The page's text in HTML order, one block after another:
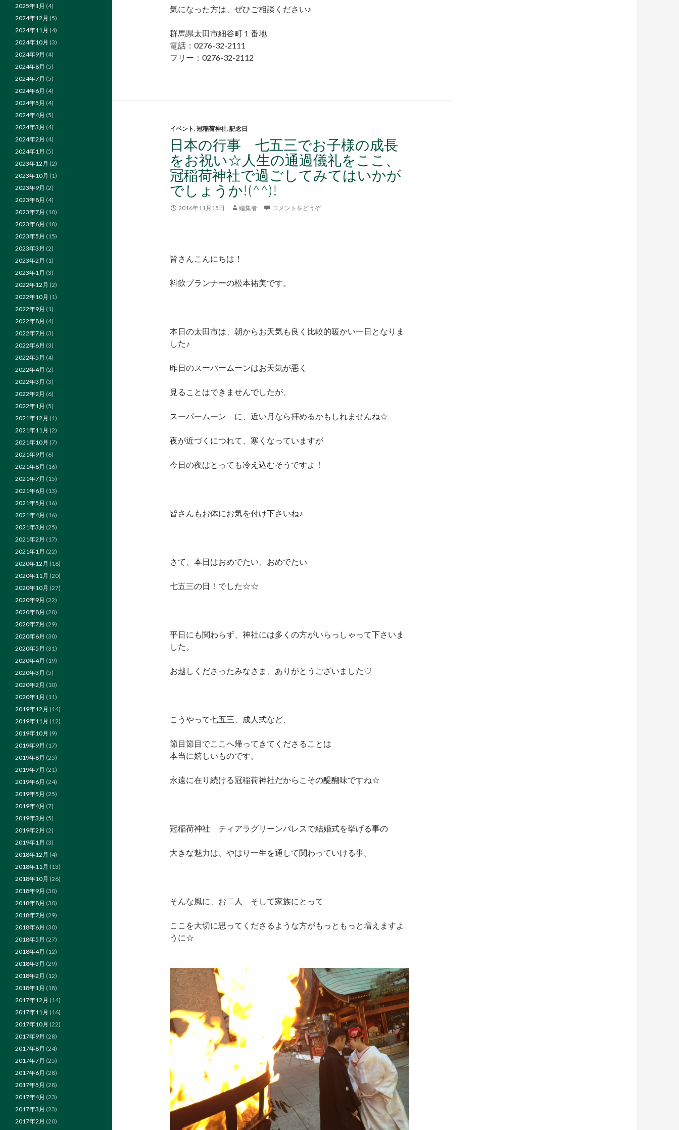
気になった方は、ぜひご相談ください♪
群馬県太田市細谷町１番地
電話：0276-32-2111
フリー：0276-32-2112
イベント, 冠稲荷神社, 記念日
日本の行事 七五三でお子様の成長
をお祝い☆人生の通過儀礼をここ、
冠稲荷神社で過ごしてみてはいかが
でしょうか!(^^)!
2016年11月15日 編集者 コメントをどうぞ
皆さんこんにちは！
料飲プランナーの松本祐美です。
本日の太田市は、朝からお天気も良く比較的暖かい一日となりま
した♪
昨日のスーパームーンはお天気が悪く
見ることはできませんでしたが、
スーパームーン に、近い月なら拝めるかもしれませんね☆
夜が近づくにつれて、寒くなっていますが
今日の夜はとっても冷え込むそうですよ！
皆さんもお体にお気を付け下さいね♪
さて、本日はおめでたい、おめでたい
七五三の日！でした☆☆
平日にも関わらず、神社には多くの方がいらっしゃって下さいま
した。
お越しくださったみなさま、ありがとうございました♡
こうやって七五三、成人式など、
節目節目でここへ帰ってきてくださることは
本当に嬉しいものです。
永遠に在り続ける冠稲荷神社だからこその醍醐味ですね☆
冠稲荷神社 ティアラグリーンパレスで結婚式を挙げる事の
大きな魅力は、やはり一生を通して関わっていける事。
そんな風に、お二人 そして家族にとって
ここを大切に思ってくださるような方がもっともっと増えますよ
うに☆
2025年1月 (4)
2024年12月 (5)
2024年11月 (4)
2024年10月 (3)
2024年9月 (4)
2024年8月 (5)
2024年7月 (5)
2024年6月 (4)
2024年5月 (4)
2024年4月 (5)
2024年3月 (4)
2024年2月 (4)
2024年1月 (5)
2023年12月 (2)
2023年10月 (1)
2023年9月 (2)
2023年8月 (4)
2023年7月 (10)
2023年6月 (10)
2023年5月 (15)
2023年3月 (2)
2023年2月 (1)
2023年1月 (3)
2022年12月 (2)
2022年10月 (1)
2022年9月 (1)
2022年8月 (4)
2022年7月 (3)
2022年6月 (3)
2022年5月 (4)
2022年4月 (2)
2022年3月 (3)
2022年2月 (6)
2022年1月 (5)
2021年12月 (1)
2021年11月 (2)
2021年10月 (7)
2021年9月 (6)
2021年8月 (16)
2021年7月 (15)
2021年6月 (13)
2021年5月 (16)
2021年4月 (16)
2021年3月 (25)
2021年2月 (17)
2021年1月 (22)
2020年12月 (16)
2020年11月 (20)
2020年10月 (27)
2020年9月 (22)
2020年8月 (20)
2020年7月 (29)
2020年6月 (30)
2020年5月 (31)
2020年4月 (19)
2020年3月 (5)
2020年2月 (10)
2020年1月 (11)
2019年12月 (14)
2019年11月 (12)
2019年10月 (9)
2019年9月 (17)
2019年8月 (25)
2019年7月 (21)
2019年6月 (24)
2019年5月 (25)
2019年4月 (7)
2019年3月 (5)
2019年2月 (2)
2019年1月 (3)
2018年12月 (4)
2018年11月 (13)
2018年10月 (26)
2018年9月 (30)
2018年8月 (30)
2018年7月 (29)
2018年6月 (30)
2018年5月 (27)
2018年4月 (12)
2018年3月 (29)
2018年2月 (12)
2018年1月 (18)
2017年12月 (14)
2017年11月 (16)
2017年10月 (22)
2017年9月 (28)
2017年8月 (24)
2017年7月 (25)
2017年6月 (28)
2017年5月 (28)
2017年4月 (23)
2017年3月 (23)
2017年2月 (20)